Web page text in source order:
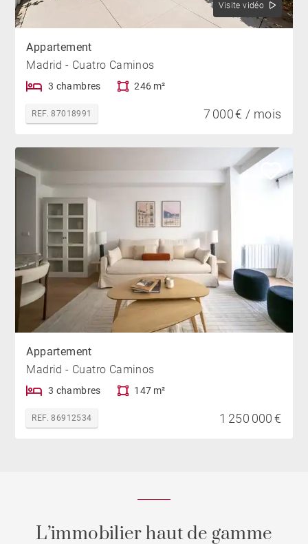
Visite vidéo
Appartement
Madrid - Cuatro Caminos
3 chambres 246 m²
REF. 87018991 7 000 € / mois
Appartement
Madrid - Cuatro Caminos
3 chambres 147 m²
REF. 86912534 1 250 000 €
L’immobilier haut de gamme